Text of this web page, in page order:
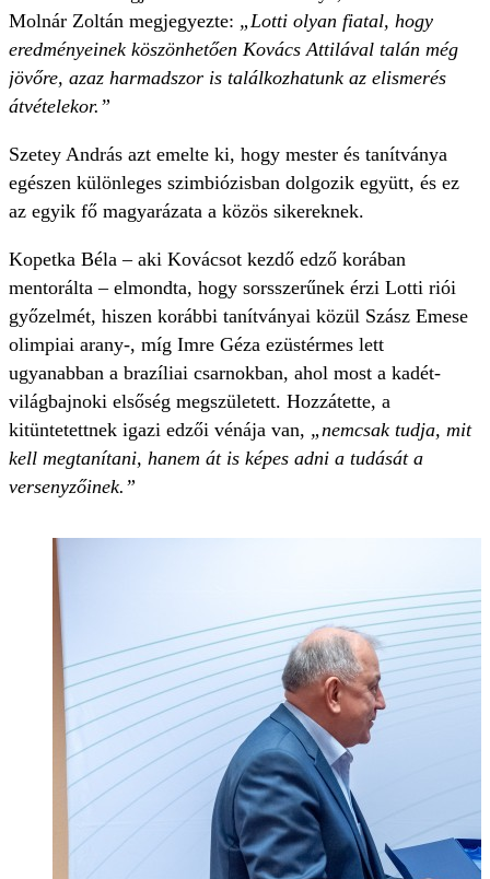
Molnár Zoltán megjegyezte: „Lotti olyan fiatal, hogy
eredményeinek köszönhetően Kovács Attilával talán még
jövőre, azaz harmadszor is találkozhatunk az elismerés
átvételekor.”
Szetey András azt emelte ki, hogy mester és tanítványa
egészen különleges szimbiózisban dolgozik együtt, és ez
az egyik fő magyarázata a közös sikereknek.
Kopetka Béla – aki Kovácsot kezdő edző korában
mentorálta – elmondta, hogy sorsszerűnek érzi Lotti riói
győzelmét, hiszen korábbi tanítványai közül Szász Emese
olimpiai arany-, míg Imre Géza ezüstérmes lett
ugyanabban a brazíliai csarnokban, ahol most a kadét-
világbajnoki elsőség megszületett. Hozzátette, a
kitüntetettnek igazi edzői vénája van, „nemcsak tudja, mit
kell megtanítani, hanem át is képes adni a tudását a
versenyzőinek.”